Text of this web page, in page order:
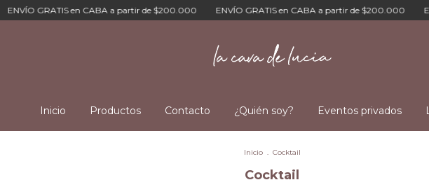
ENVÍO GRATIS en CABA a partir de $200.000 ENVÍO GRATIS en CABA a partir de $200.000
Inicio Productos Contacto ¿Quién soy? Eventos privados
Inicio . Cocktail
Cocktail